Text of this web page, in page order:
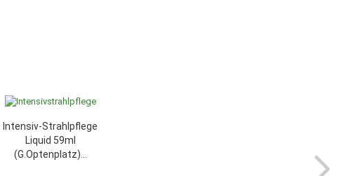
Intensiv-Strahlpflege
Liquid 59ml
(G.Optenplatz)...